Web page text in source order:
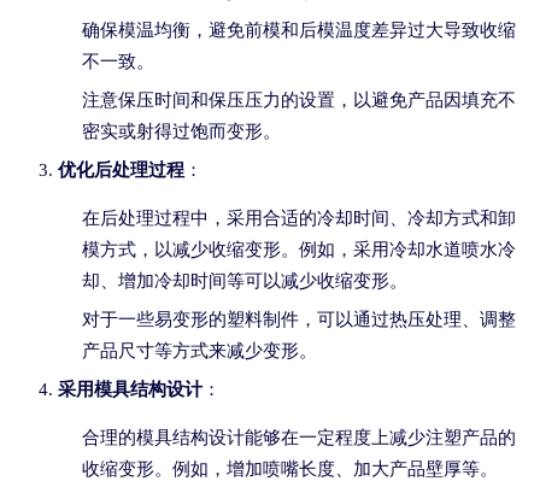
确保模温均衡，避免前模和后模温度差异过大导致收缩
不一致。
注意保压时间和保压压力的设置，以避免产品因填充不
密实或射得过饱而变形。
优化后处理过程：
在后处理过程中，采用合适的冷却时间、冷却方式和卸
模方式，以减少收缩变形。例如，采用冷却水道喷水冷
却、增加冷却时间等可以减少收缩变形。
对于一些易变形的塑料制件，可以通过热压处理、调整
产品尺寸等方式来减少变形。
采用模具结构设计：
合理的模具结构设计能够在一定程度上减少注塑产品的
收缩变形。例如，增加喷嘴长度、加大产品壁厚等。